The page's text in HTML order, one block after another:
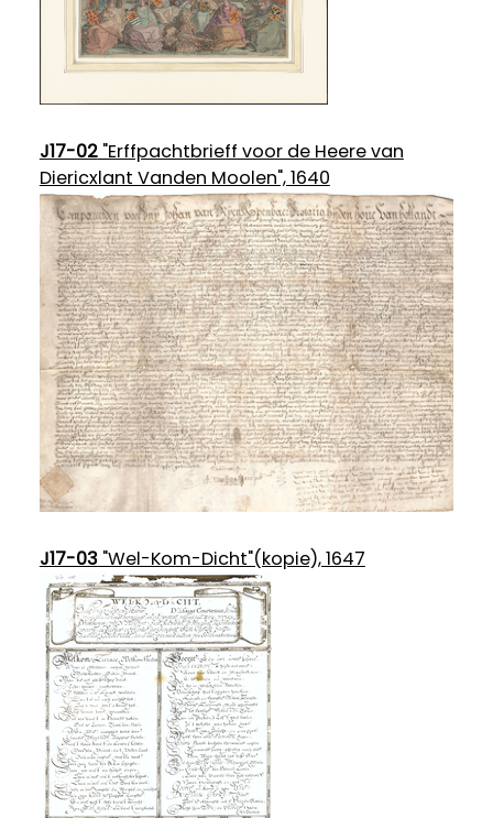
J17-02"Erffpachtbrieff voor de Heere van
Diericxlant Vanden Moolen", 1640
J17-03"Wel-Kom-Dicht"(kopie), 1647